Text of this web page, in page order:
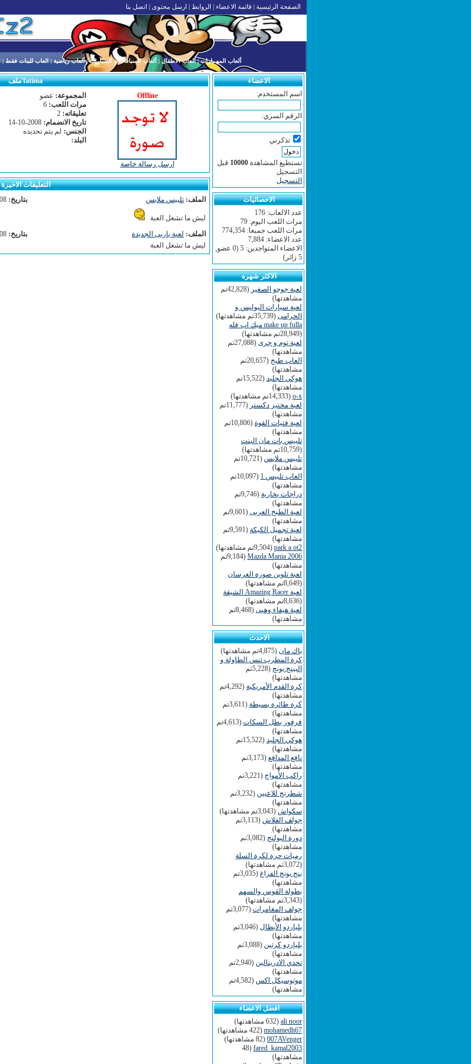
الصفحة الرئيسية | قائمة الاعضاء | الروابط | ارسل محتوى | اتصل بنا
ألعاب المهــارات|ألعاب الأطفال| ألعاب السباقات و السيارات|ألعاب رياضية | العاب للبنات فقط |
الاعضاء
اسم المستخدم:
الرقم السري:
تذكرني
تستطيع المشاهدة 10000 قبل
التسجيل
التسجيل
الاحصائيات
عدد الالعاب: 176
مرات اللعب اليوم: 79
مرات اللعب جميعا: 774,354
عدد الاعضاء: 7,884
الاعضاء المتواجدين: 5 (0 عضو,
5 زائر)
الاكثر شهره
لعبة جوجو الصغير
(42,828تم
مشاهدتها)
لعبة سيارات البوليس و
الحرامى (35,739تم مشاهدتها)
make up fulla ميك اب فله
(28,949تم مشاهدتها)
لعبة توم و جرى
(27,088تم
مشاهدتها)
العاب طبخ
(20,657تم
مشاهدتها)
هوكي الجليد
(15,522تم
مشاهدتها)
o-x (14,333تم مشاهدتها)
لعبة مختبر دكستر
(11,777تم
مشاهدتها)
لعبة فتيات القوة
(10,806تم
مشاهدتها)
تلبيس بات مان البنت
(10,759تم مشاهدتها)
تلبيس ملابس
(10,721تم
مشاهدتها)
العاب تلبيس 1
(10,097تم
مشاهدتها)
دراجات بخارية
(9,746تم
مشاهدتها)
لعبة الطبخ العربى
(9,601تم
مشاهدتها)
لعبة تجميل الكيكة
(9,591تم
مشاهدتها)
park a ot2 (9,504تم مشاهدتها)
Mazda Mania 2006
(9,184تم
مشاهدتها)
لعبة تلوين صورة العرسان
(8,649تم مشاهدتها)
لعبة Amazing Racer الشيقة
(8,636تم مشاهدتها)
لعبة هيفاء وهبى
(8,468تم
مشاهدتها)
الاحدث
باك مان (4,875تم مشاهدتها)
كرة المطرب تنس الطاولة و
البينج بونج
(5,228تم
مشاهدتها)
كرة القدم الأمريكية
(4,292تم
مشاهدتها)
كرة طائرة بسيطة
(3,611تم
مشاهدتها)
فرفور بطل السكات
(4,613تم
مشاهدتها)
هوكي الجليد
(15,522تم
مشاهدتها)
نافع المدافع
(3,173تم
مشاهدتها)
راكب الأمواج
(3,221تم
مشاهدتها)
شطرنج للاعبين
(3,232تم
مشاهدتها)
سكواش (3,043تم مشاهدتها)
جولف الفلاش
(3,113تم
مشاهدتها)
دورة البولنج
(3,082تم
مشاهدتها)
رميات حرة لكرة السلة
(3,072تم مشاهدتها)
بنج بونج الفراغ
(3,035تم
مشاهدتها)
بطولة القوس والسهم
(3,343تم مشاهدتها)
جولف المغامرات
(3,077تم
مشاهدتها)
بلياردو الأبطال
(3,046تم
مشاهدتها)
بلياردو كرتين
(3,088تم
مشاهدتها)
تحدي الادرينالين
(2,940تم
مشاهدتها)
موتوسيكل اكس
(4,582تم
مشاهدتها)
افضل الاعضاء
ali noor (632 مشاهدتها)
mohamedh67 (422 مشاهدتها)
007AVenger (82 مشاهدتها)
fared_kamal2003
(48
مشاهدتها)
fatima'ملف
Offline
ارسل رسالة خاصة
المجموعة: عضو
مرات اللعب:
تعليقاته:
تاريخ الانضمام:
الجنس: لم يتم تحديده
البلد:
التعليقات الاخيرة
الملف: تلبيس ملابس بتاريخ:
ليش ما تشغل العبة
الملف: لعبة باربى الجديدة بتاريخ:
ليش ما تشغل العبة